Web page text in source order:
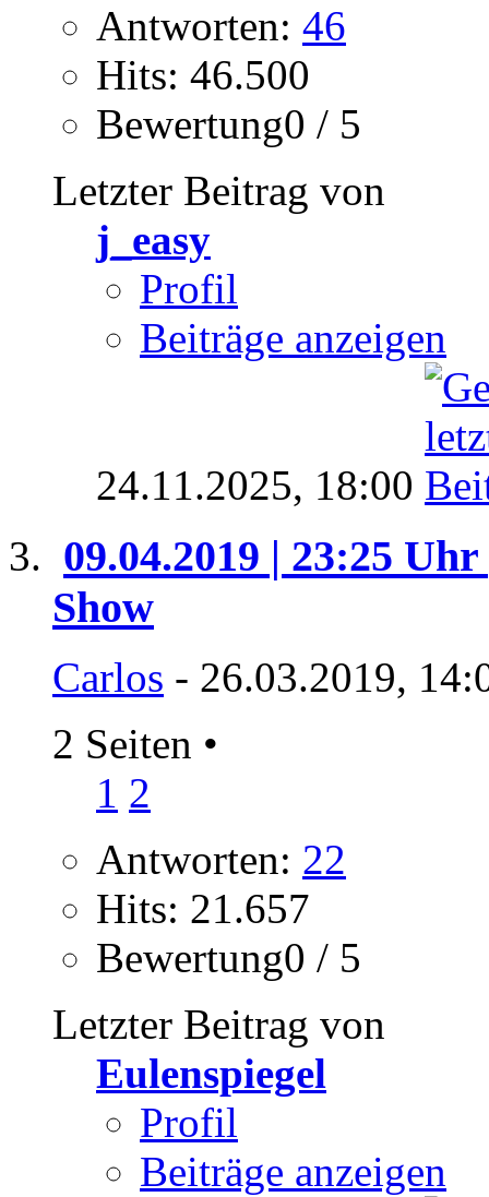
Antworten: 46
Hits: 46.500
Bewertung0 / 5
Letzter Beitrag von
j_easy
Profil
Beiträge anzeigen
24.11.2025, 18:00
09.04.2019 | 23:25
Show
Carlos - 26.03.2019,
2 Seiten •
1 2
Antworten: 22
Hits: 21.657
Bewertung0 / 5
Letzter Beitrag von
Eulenspiegel
Profil
Beiträge anzeigen